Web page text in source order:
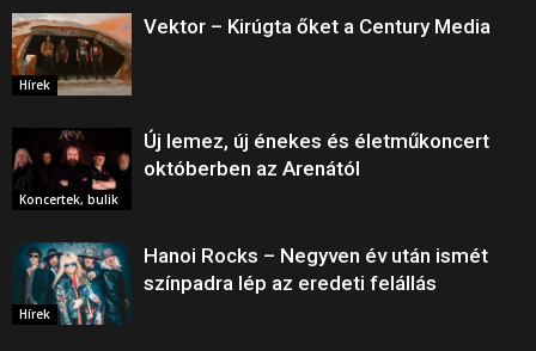
Hírek
Vektor – Kirúgta őket a Century Media
Koncertek, bulik
Új lemez, új énekes és életműkoncert
októberben az Arenától
Hírek
Hanoi Rocks – Negyven év után ismét
színpadra lép az eredeti felállás